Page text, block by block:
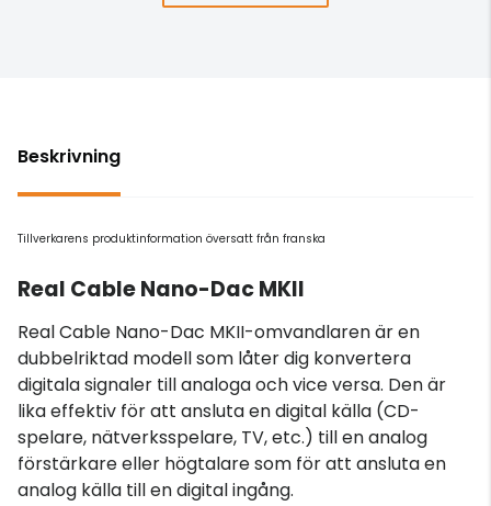
Beskrivning
Tillverkarens produktinformation översatt från franska
Real Cable Nano-Dac MKII
Real Cable Nano-Dac MKII-omvandlaren är en
dubbelriktad modell som låter dig konvertera
digitala signaler till analoga och vice versa. Den är
lika effektiv för att ansluta en digital källa (CD-
spelare, nätverksspelare, TV, etc.) till en analog
förstärkare eller högtalare som för att ansluta en
analog källa till en digital ingång.